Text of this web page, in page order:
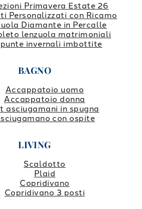
Primavera Estate 26
Personalizzati con Ricamo
Diamante in Percalle
lenzuola matrimoniali
invernali imbottite
BAGNO
Accappatoio uomo
Accappatoio donna
asciugamani in spugna
con ospite
LIVING
Scaldotto
Plaid
Copridivano
Copridivano 3 posti